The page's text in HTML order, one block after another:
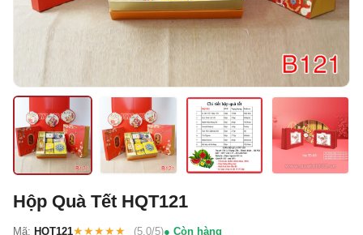
Hộp Quà Tết HQT121
Mã: HQT121★★★★★ (5.0/5) Còn hàng